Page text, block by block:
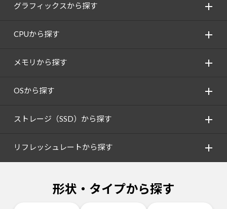
グラフィックスから探す
CPUから探す
メモリから探す
OSから探す
ストレージ（SSD）から探す
リフレッシュレートから探す
形状・タイプから探す